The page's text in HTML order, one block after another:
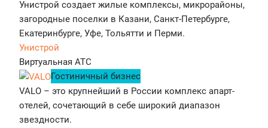
Унистрой создает жилые комплексы, микрорайоны,
загородные поселки в Казани, Санкт-Петербурге,
Екатеринбурге, Уфе, Тольятти и Перми.
Унистрой
Виртуальная АТС
Гостиничный бизнес
VALO – это крупнейший в России комплекс апарт-
отелей, сочетающий в себе широкий диапазон
звездности.